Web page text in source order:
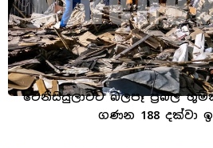
වෙනිසියුලාවට බලපෑ ප්‍රබල
ගණන 188 දක්වා